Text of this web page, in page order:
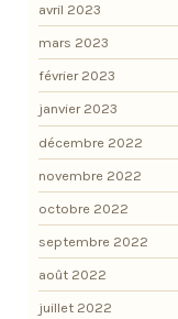
avril 2023
mars 2023
février 2023
janvier 2023
décembre 2022
novembre 2022
octobre 2022
septembre 2022
août 2022
juillet 2022